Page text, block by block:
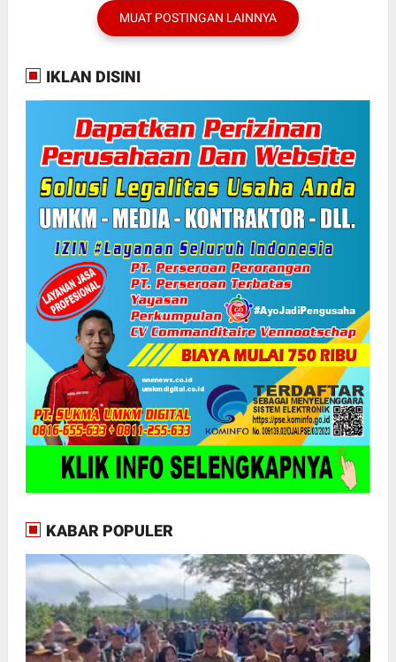
MUAT POSTINGAN LAINNYA
IKLAN DISINI
KABAR POPULER